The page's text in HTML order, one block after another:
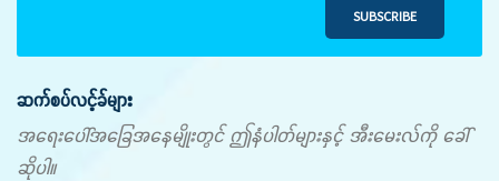
SUBSCRIBE
ဆက်စပ်လင့်ခ်များ
အရေးပေါ်အခြေအနေမျိုးတွင် ဤနံပါတ်များနှင့် အီးမေးလ်ကို ခေါ်
ဆိုပါ။